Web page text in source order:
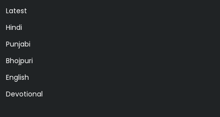
Latest
Hindi
Punjabi
Bhojpuri
English
Devotional